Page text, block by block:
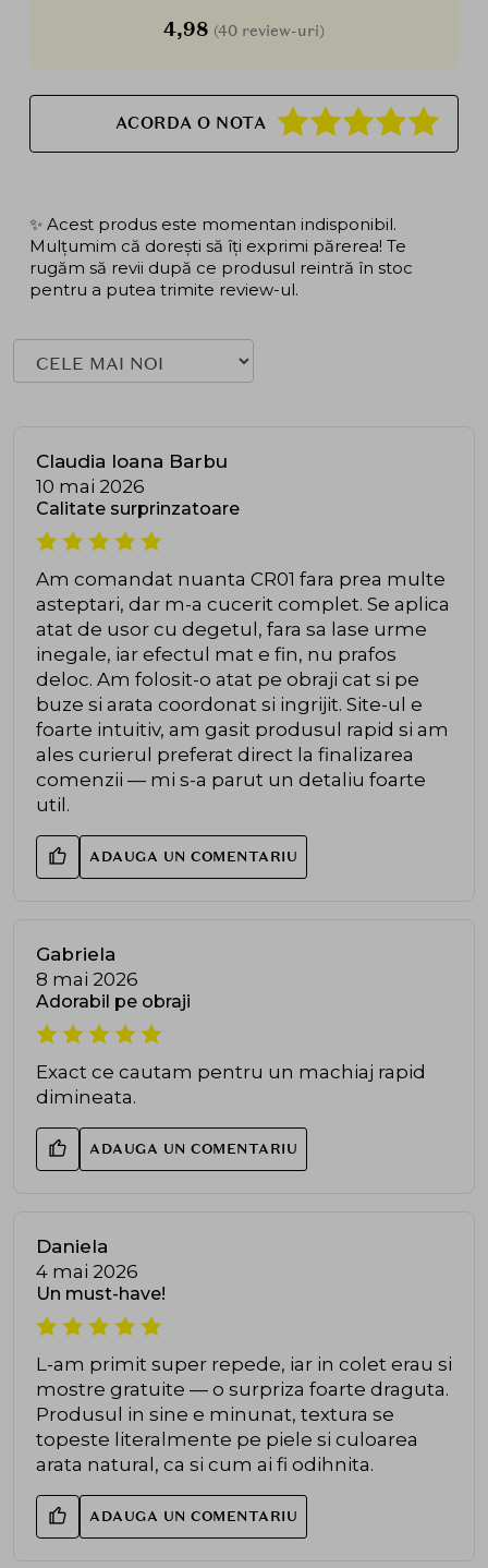
4,98 (40 review-uri)
ACORDA O NOTA
✨ Acest produs este momentan indisponibil.
Mulțumim că dorești să îți exprimi părerea! Te
rugăm să revii după ce produsul reintră în stoc
pentru a putea trimite review-ul.
Claudia Ioana Barbu
10 mai 2026
Calitate surprinzatoare
Am comandat nuanta CR01 fara prea multe
asteptari, dar m-a cucerit complet. Se aplica
atat de usor cu degetul, fara sa lase urme
inegale, iar efectul mat e fin, nu prafos
deloc. Am folosit-o atat pe obraji cat si pe
buze si arata coordonat si ingrijit. Site-ul e
foarte intuitiv, am gasit produsul rapid si am
ales curierul preferat direct la finalizarea
comenzii — mi s-a parut un detaliu foarte
util.
ADAUGA UN COMENTARIU
Gabriela
8 mai 2026
Adorabil pe obraji
Exact ce cautam pentru un machiaj rapid
dimineata.
ADAUGA UN COMENTARIU
Daniela
4 mai 2026
Un must-have!
L-am primit super repede, iar in colet erau si
mostre gratuite — o surpriza foarte draguta.
Produsul in sine e minunat, textura se
topeste literalmente pe piele si culoarea
arata natural, ca si cum ai fi odihnita.
ADAUGA UN COMENTARIU